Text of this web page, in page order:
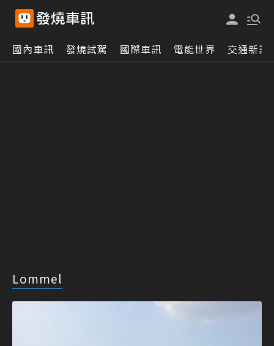
國內車訊 發燒試駕 國際車訊 電能世界 交通新訊
Lommel